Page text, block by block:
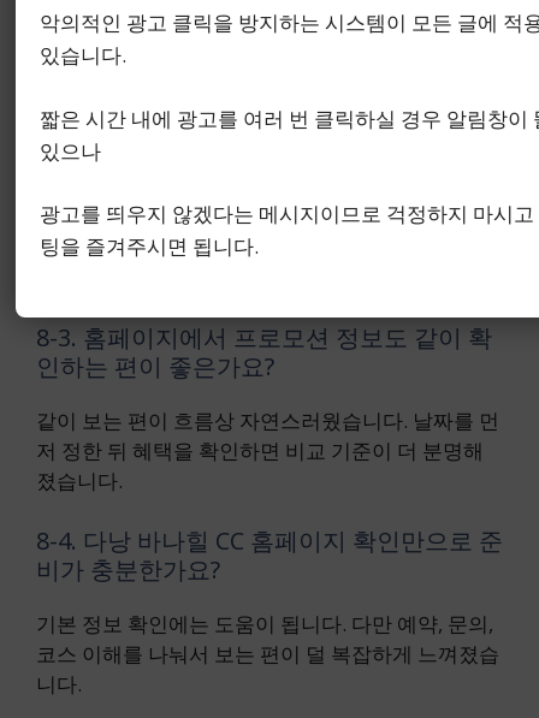
예약 메뉴와 코스 안내를 먼저 보는 흐름이 가장 무
난했습니다. 일정과 플레이 기준을 같이 잡기 쉬웠습
니다.
8-2. 다낭 바나힐 CC는 어떤 점에서 많이 언
급되나요?
산악 지형을 활용한 코스 구성과 자연경관이 먼저 언
급되는 편이었습니다. 다만 실제 판단은 홀별 정보까
8-3. 홈페이지에서 프로모션 정보도 같이 확
인하는 편이 좋은가요?
같이 보는 편이 흐름상 자연스러웠습니다. 날짜를 먼
저 정한 뒤 혜택을 확인하면 비교 기준이 더 분명해
졌습니다.
8-4. 다낭 바나힐 CC 홈페이지 확인만으로 준
비가 충분한가요?
기본 정보 확인에는 도움이 됩니다. 다만 예약, 문의,
코스 이해를 나눠서 보는 편이 덜 복잡하게 느껴졌습
니다.
악의적인 광고 클릭을 방지하는 시스템이 모든 글에 적
있습니다.
짧은 시간 내에 광고를 여러 번 클릭하실 경우 알림창이
있으나
광고를 띄우지 않겠다는 메시지이므로 걱정하지 마시
팅을 즐겨주시면 됩니다.